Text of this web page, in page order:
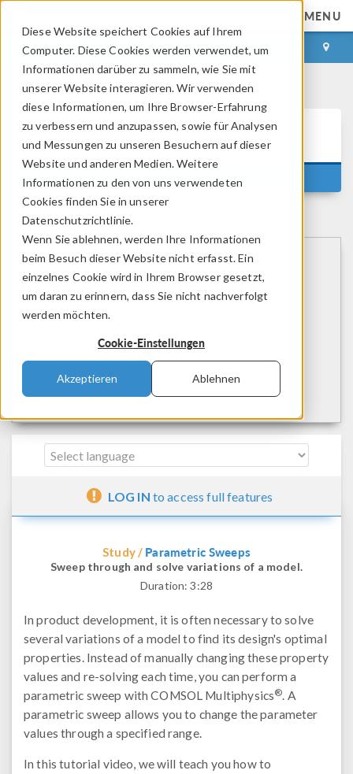
Diese Website speichert Cookies auf Ihrem
Computer. Diese Cookies werden verwendet, um
Informationen darüber zu sammeln, wie Sie mit
unserer Website interagieren. Wir verwenden
diese Informationen, um Ihre Browser-Erfahrung
zu verbessern und anzupassen, sowie für Analysen
und Messungen zu unseren Besuchern auf dieser
Website und anderen Medien. Weitere
Informationen zu den von uns verwendeten
Cookies finden Sie in unserer
Datenschutzrichtlinie.
Wenn Sie ablehnen, werden Ihre Informationen
beim Besuch dieser Website nicht erfasst. Ein
einzelnes Cookie wird in Ihrem Browser gesetzt,
um daran zu erinnern, dass Sie nicht nachverfolgt
werden möchten.
Cookie-Einstellungen
Akzeptieren Ablehnen
MENU
ANMELDEN KONTAKT
Learning
Center
Getting Started With COMSOL Multiphysics
LOG IN to access full features
Study / Parametric Sweeps
Sweep through and solve variations of a model.
Duration:3:28
In product development, it is often necessary to solve
several variations of a model to find its design's optimal
properties. Instead of manually changing these property
values and re-solving each time, you can perform a
parametric sweep with COMSOL Multiphysics®. A
parametric sweep allows you to change the parameter
values through a specified range.
In this tutorial video, we will teach you how to